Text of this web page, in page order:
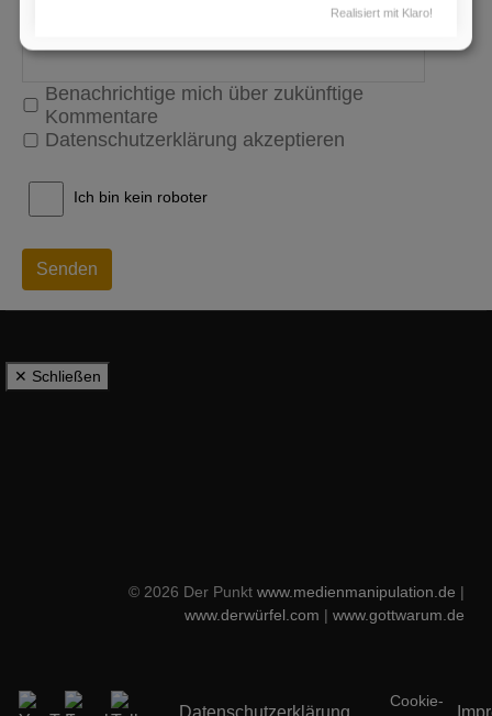
Benachrichtige mich über zukünftige
Kommentare
Datenschutzerklärung akzeptieren
Ich bin kein roboter
Senden
✕ Schließen
© 2026 Der Punkt www.medienmanipulation.de |
www.derwürfel.com | www.gottwarum.de
Datenschutzerklärung
Cookie-
Realisiert mit Klaro!